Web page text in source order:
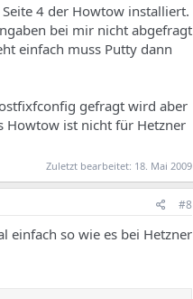
4 der Howtow installiert.
bei mir nicht abgefragt
einfach muss Putty dann
gefragt wird aber
Howtow ist nicht für Hetzner
Zuletzt bearbeitet: 18. Mai 2009
#8
einfach so wie es bei Hetzner